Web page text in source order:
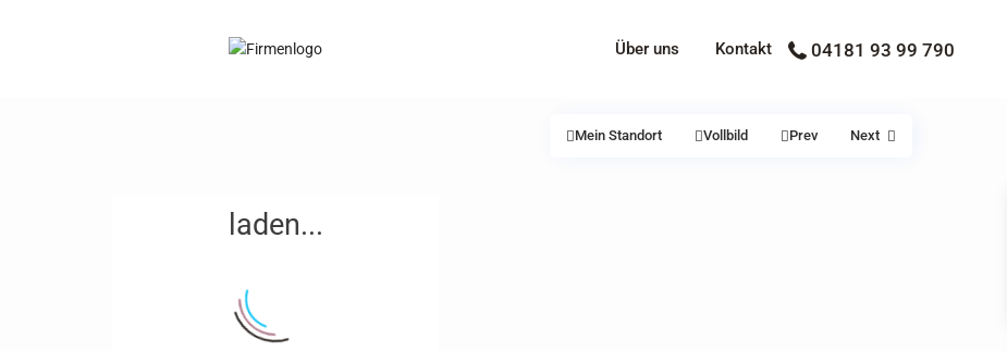
Über uns Kontakt 04181 93 99 790
laden...
Mein Standort Vollbild Prev Next